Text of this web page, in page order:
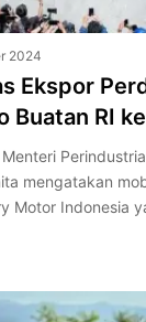
2024
Ekspor
Buatan RI
mengatakan
Motor Indonesia